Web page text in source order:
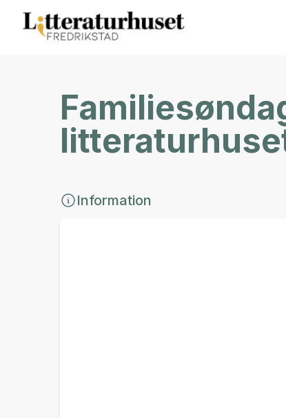
Information